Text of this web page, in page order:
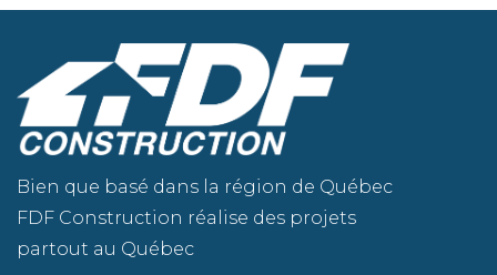
Bien que basé dans la région de Québec
FDF Construction réalise des projets
partout au Québec